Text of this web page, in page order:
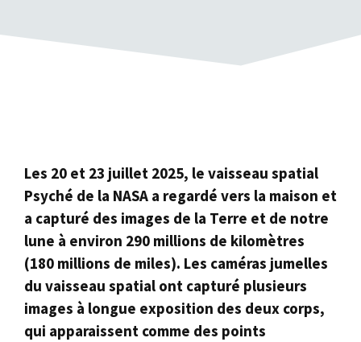
Les 20 et 23 juillet 2025, le vaisseau spatial
Psyché de la NASA a regardé vers la maison et
a capturé des images de la Terre et de notre
lune à environ 290 millions de kilomètres
(180 millions de miles). Les caméras jumelles
du vaisseau spatial ont capturé plusieurs
images à longue exposition des deux corps,
qui apparaissent comme des points